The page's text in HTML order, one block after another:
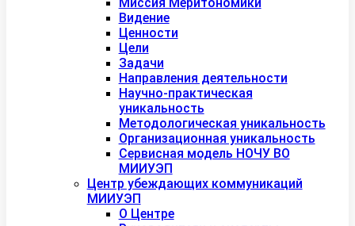
Видение
Ценности
Цели
Задачи
Направления деятельности
Научно-практическая
уникальность
Методологическая уникальность
Организационная уникальность
Сервисная модель НОЧУ ВО
МИИУЭП
Центр убеждающих коммуникаций
МИИУЭП
О Центре